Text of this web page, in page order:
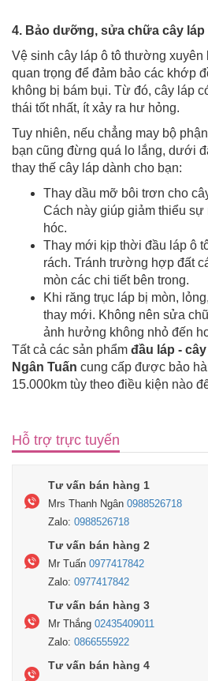
4. Bảo dưỡng, sửa chữa cây láp
Vệ sinh cây láp ô tô thường xuyên
quan trọng để đảm bảo các khớp
không bị bám bụi. Từ đó, cây láp
thái tốt nhất, ít xảy ra hư hỏng.
Tuy nhiên, nếu chẳng may bộ
bạn cũng đừng quá lo lắng, dưới
thay thế cây láp dành cho bạn:
Thay dầu mỡ bôi trơn cho
Cách này giúp giảm thiểu sự
hóc.
Thay mới kịp thời đầu láp ô
rách. Tránh trường hợp đất
mòn các chi tiết bên trong.
Khi răng trục láp bị mòn,
thay mới. Không nên sửa
ảnh hưởng không nhỏ đến
Tất cả các sản phẩm đầu láp -
Ngân Tuấn cung cấp được bảo
15.000km tùy theo điều kiện nào
Hỗ trợ trực tuyến
Tư vấn bán hàng 1
Mrs Thanh Ngân 0988526718
Zalo: 0988526718
Tư vấn bán hàng 2
Mr Tuấn 0977417842
Zalo: 0977417842
Tư vấn bán hàng 3
Mr Thắng 02435409011
Zalo: 0866555922
Tư vấn bán hàng 4